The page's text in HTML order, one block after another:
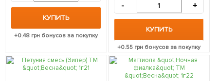
КУПИТЬ
+0.48 грн бонусов за покупку
- +
КУПИТЬ
+0.55грн бонусов за покупку